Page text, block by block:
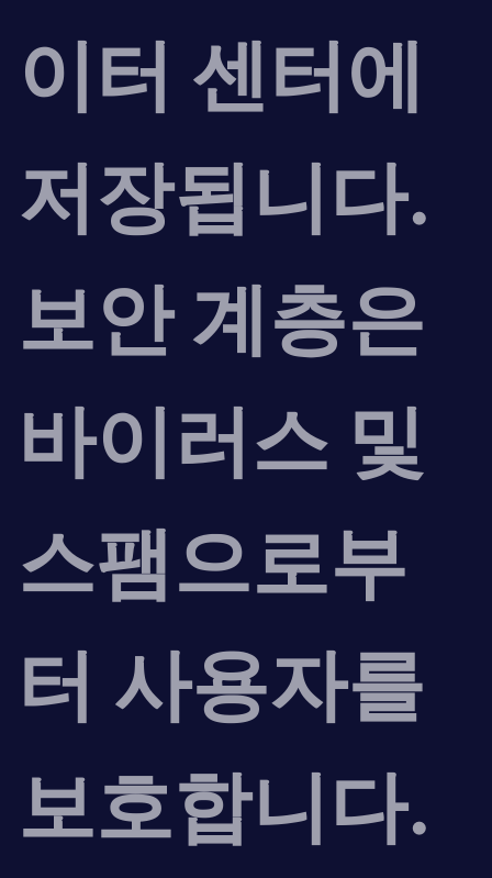
이터 센터에
저장됩니다.
보안 계층은
바이러스 및
스팸으로부
터 사용자를
보호합니다.